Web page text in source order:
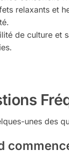
relaxants et
de culture et
unes des